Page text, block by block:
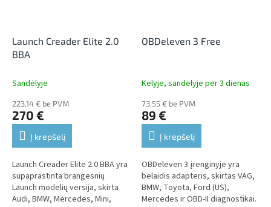
Launch Creader Elite 2.0
BBA
Sandėlyje
223,14 € be PVM
270 €
Į krepšelį
Launch Creader Elite 2.0 BBA yra
supaprastinta brangesnių
Launch modelių versija, skirta
Audi, BMW, Mercedes, Mini,
OBDeleven 3 Free
Kelyje, sandėlyje per 3 dienas
73,55 € be PVM
89 €
Į krepšelį
OBDeleven 3 įrenginyje yra
belaidis adapteris, skirtas VAG,
BMW, Toyota, Ford (US),
Mercedes ir OBD-II diagnostikai.